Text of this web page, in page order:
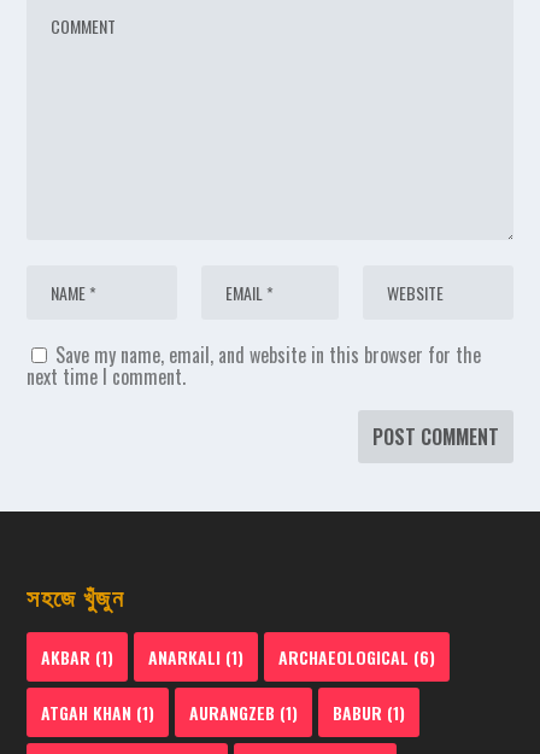
Save my name, email, and website in this browser for the
next time I comment.
সহজে খুঁজুন
AKBAR (1) ANARKALI (1) ARCHAEOLOGICAL (6)
ATGAH KHAN (1) AURANGZEB (1) BABUR (1)